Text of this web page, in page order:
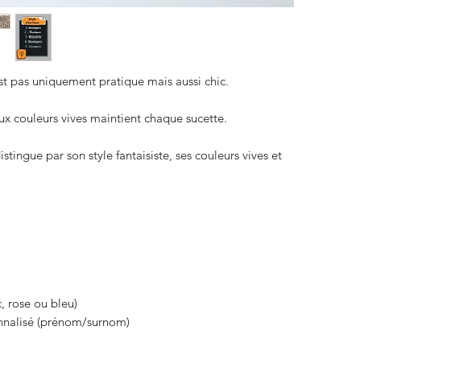
pas uniquement pratique mais aussi chic.
couleurs vives maintient chaque sucette.
par son style fantaisiste, ses couleurs vives et
rose ou bleu)
(prénom/surnom)